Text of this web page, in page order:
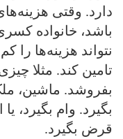
دارد. وقتی
باشد، خانواده
نتواند هزینه‌ها را
تامین کند. مثلا
بفروشد. ماشین،
بگیرد. وام بگیرد،
قرض بگیرد.